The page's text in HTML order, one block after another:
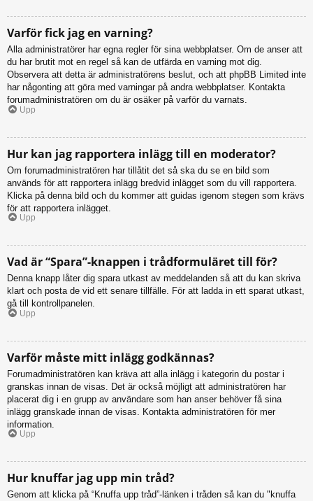
Varför fick jag en varning?
Alla administratörer har egna regler för sina webbplatser. Om de anser att
du har brutit mot en regel så kan de utfärda en varning mot dig.
Observera att detta är administratörens beslut, och att phpBB Limited inte
har någonting att göra med varningar på andra webbplatser. Kontakta
forumadministratören om du är osäker på varför du varnats.
Upp
Hur kan jag rapportera inlägg till en moderator?
Om forumadministratören har tillåtit det så ska du se en bild som
används för att rapportera inlägg bredvid inlägget som du vill rapportera.
Klicka på denna bild och du kommer att guidas igenom stegen som krävs
för att rapportera inlägget.
Upp
Vad är “Spara”-knappen i trådformuläret till för?
Denna knapp låter dig spara utkast av meddelanden så att du kan skriva
klart och posta de vid ett senare tillfälle. För att ladda in ett sparat utkast,
gå till kontrollpanelen.
Upp
Varför måste mitt inlägg godkännas?
Forumadministratören kan kräva att alla inlägg i kategorin du postar i
granskas innan de visas. Det är också möjligt att administratören har
placerat dig i en grupp av användare som han anser behöver få sina
inlägg granskade innan de visas. Kontakta administratören för mer
information.
Upp
Hur knuffar jag upp min tråd?
Genom att klicka på “Knuffa upp tråd”-länken i tråden så kan du "knuffa